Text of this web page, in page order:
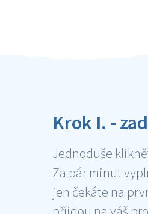
Krok I. -
Jednoduše
Za pár minut
jen čekáte na